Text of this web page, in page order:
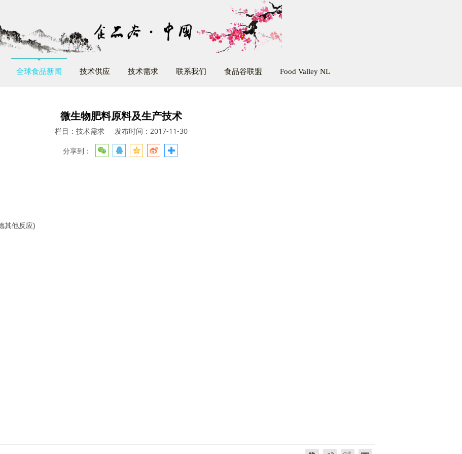
全球食品新闻 技术供应 技术需求 联系我们 食品谷联盟 Food Valley NL
微生物肥料原料及生产技术
栏目：技术需求 发布时间：2017-11-30
分享到：
其他反应)